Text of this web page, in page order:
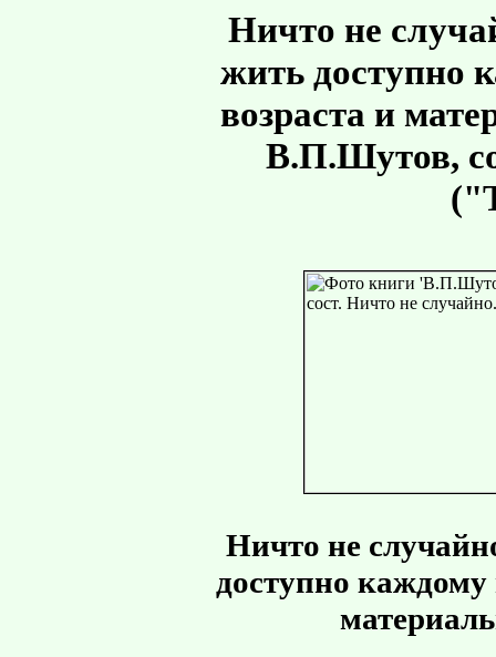
Ничто не
жить доступно
возраста и
В.П.Шутов,
Ничто не
доступно каждому